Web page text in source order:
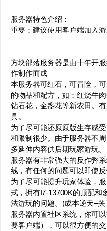
服务器特色介绍：
重要：建议使用客户端加入游
方块部落服务器是由十年开
作制作而成
本服务器可红石，可冒险，
的物品和配方，如：红烧牛
钻石花，金盏花等新农田。
具。
为了尽可能还原原版生存感
和限制很少。由于服务器不
多延伸内容供后期玩家游玩。
服务器有非常强大的反作弊
线，有任何的问题可以即使反
为了尽可能提升玩家体验，
式，拥有I7-13700K的顶配和
法游玩的问题。(成本逆天–哭
服务器内置社区系统，你可
要客户端），可以很方便的交